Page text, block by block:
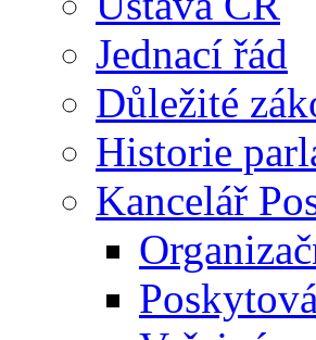
Jednací řád
Důležité
Historie
Kancelář